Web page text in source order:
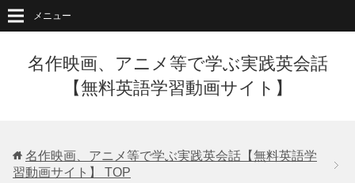
名作映画、アニメ等で学ぶ実践英会話
【無料英語学習動画サイト】
メニュー
名作映画、アニメ等で学ぶ実践英会話【無料英語学
習動画サイト】
TOP